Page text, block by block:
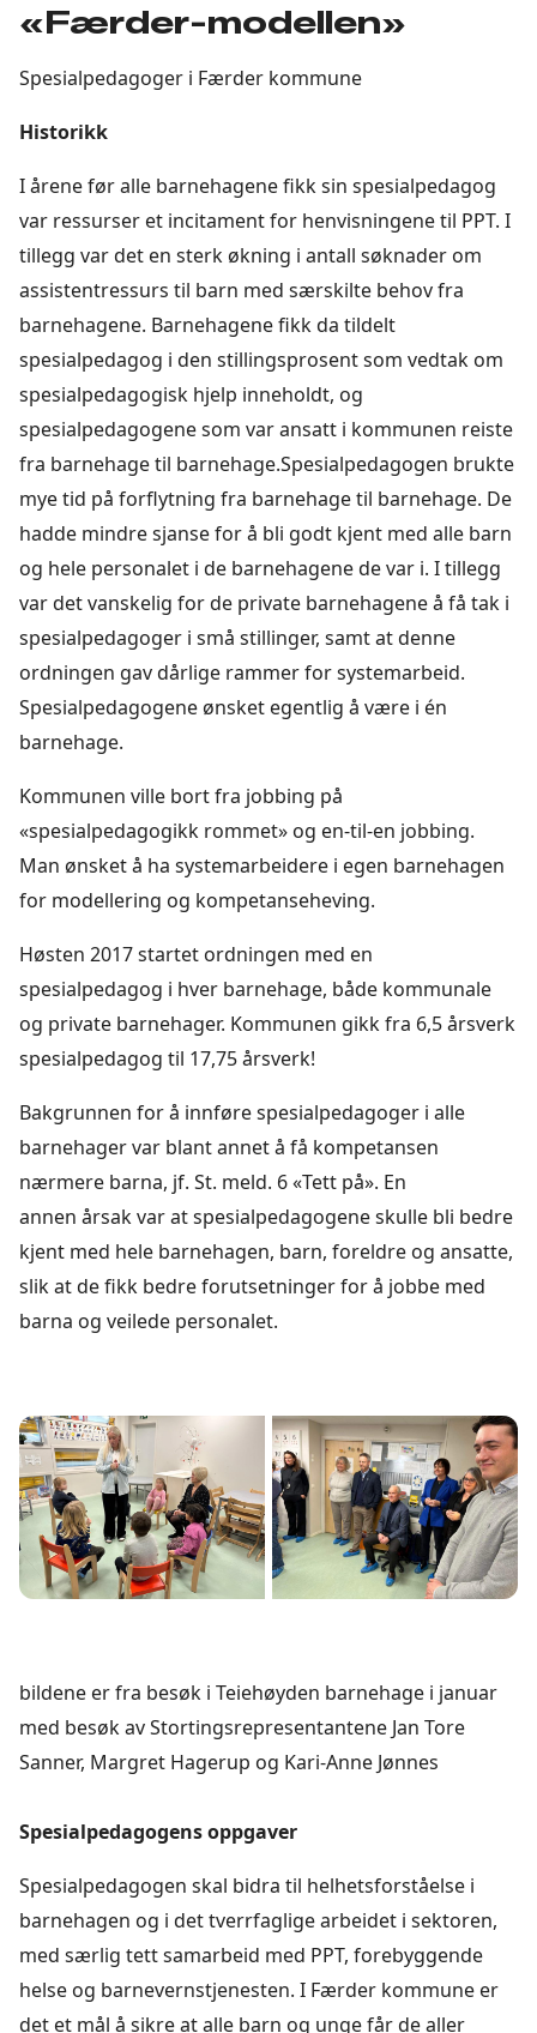
«Færder-modellen»
Spesialpedagoger i Færder kommune
Historikk
I årene før alle barnehagene fikk sin spesialpedagog
var ressurser et incitament for henvisningene til PPT. I
tillegg var det en sterk økning i antall søknader om
assistentressurs til barn med særskilte behov fra
barnehagene. Barnehagene fikk da tildelt
spesialpedagog i den stillingsprosent som vedtak om
spesialpedagogisk hjelp inneholdt, og
spesialpedagogene som var ansatt i kommunen reiste
fra barnehage til barnehage.Spesialpedagogen brukte
mye tid på forflytning fra barnehage til barnehage. De
hadde mindre sjanse for å bli godt kjent med alle barn
og hele personalet i de barnehagene de var i. I tillegg
var det vanskelig for de private barnehagene å få tak i
spesialpedagoger i små stillinger, samt at denne
ordningen gav dårlige rammer for systemarbeid.
Spesialpedagogene ønsket egentlig å være i én
barnehage.
Kommunen ville bort fra jobbing på
«spesialpedagogikk rommet» og en-til-en jobbing.
Man ønsket å ha systemarbeidere i egen barnehagen
for modellering og kompetanseheving.
Høsten 2017 startet ordningen med en
spesialpedagog i hver barnehage, både kommunale
og private barnehager. Kommunen gikk fra 6,5 årsverk
spesialpedagog til 17,75 årsverk!
Bakgrunnen for å innføre spesialpedagoger i alle
barnehager var blant annet å få kompetansen
nærmere barna, jf. St. meld. 6 «Tett på». En
annen årsak var at spesialpedagogene skulle bli bedre
kjent med hele barnehagen, barn, foreldre og ansatte,
slik at de fikk bedre forutsetninger for å jobbe med
barna og veilede personalet.
bildene er fra besøk i Teiehøyden barnehage i januar
med besøk av Stortingsrepresentantene Jan Tore
Sanner, Margret Hagerup og Kari-Anne Jønnes
Spesialpedagogens oppgaver
Spesialpedagogen skal bidra til helhetsforståelse i
barnehagen og i det tverrfaglige arbeidet i sektoren,
med særlig tett samarbeid med PPT, forebyggende
helse og barnevernstjenesten. I Færder kommune er
det et mål å sikre at alle barn og unge får de aller